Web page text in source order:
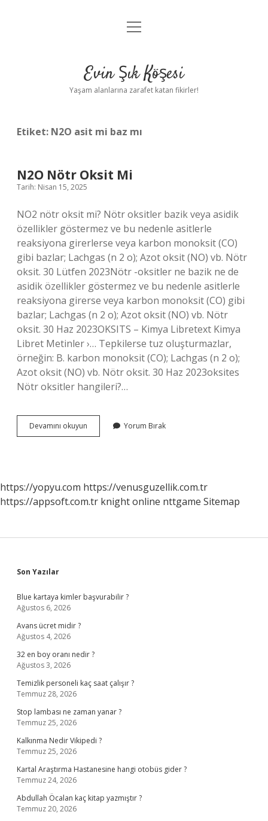
Anasayfa
Yasal Uyarı
menüyü
Evin Şık Köşesi
Yaşam alanlarına zarafet katan fikirler!
Etiket: N2O asit mi baz mı
N2O Nötr Oksit Mi
Tarih: Nisan 15, 2025
NO2 nötr oksit mi? Nötr oksitler bazik veya asidik
özellikler göstermez ve bu nedenle asitlerle
reaksiyona girerlerse veya karbon monoksit (CO)
gibi bazlar; Lachgas (n 2 o); Azot oksit (NO) vb. Nötr
oksit. 30 Lütfen 2023Nötr -oksitler ne bazik ne de
asidik özellikler göstermez ve bu nedenle asitlerle
reaksiyona girerse veya karbon monoksit (CO) gibi
bazlar; Lachgas (n 2 o); Azot oksit (NO) vb. Nötr
oksit. 30 Haz 2023OKSITS – Kimya Libretext Kimya
Libret Metinler ›… Tepkilerse tuz oluşturmazlar,
örneğin: B. karbon monoksit (CO); Lachgas (n 2 o);
Azot oksit (NO) vb. Nötr oksit. 30 Haz 2023oksites
Nötr oksitler hangileri?…
Devamını okuyun
Nötr
Yorum Bırak
https://yopyu.com https://venusguzellik.com.tr
https://appsoft.com.tr knight online nttgame Sitemap
Sidebar
Son Yazılar
Blue kartaya kimler başvurabilir ?
Ağustos 6, 2026
Avans ücret midir ?
Ağustos 4, 2026
32 en boy oranı nedir ?
Ağustos 3, 2026
Temizlik personeli kaç saat çalışır ?
Temmuz 28, 2026
Stop lambası ne zaman yanar ?
Temmuz 25, 2026
Kalkınma Nedir Vikipedi ?
Temmuz 25, 2026
Kartal Araştırma Hastanesine hangi otobüs gider ?
Temmuz 24, 2026
Abdullah Öcalan kaç kitap yazmıştır ?
Temmuz 20, 2026